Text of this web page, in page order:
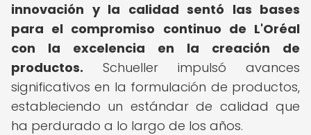
innovación y la calidad sentó las bases
para el compromiso continuo de L'Oréal
con la excelencia en la creación de
productos. Schueller impulsó avances
significativos en la formulación de productos,
estableciendo un estándar de calidad que
ha perdurado a lo largo de los años.